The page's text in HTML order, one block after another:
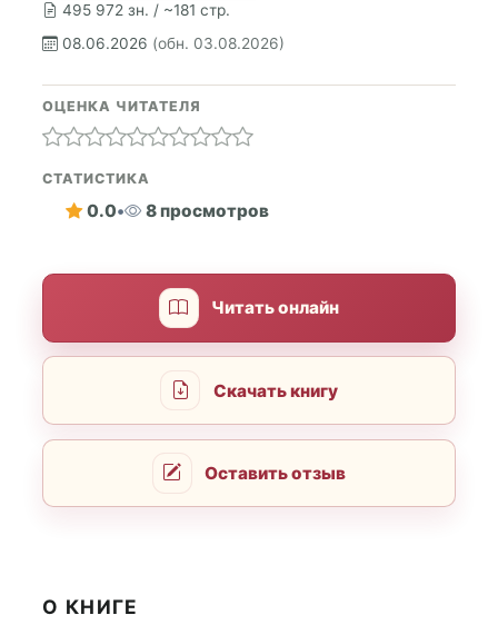
495 972 зн. / ~181 стр.
08.06.2026 (обн. 03.08.2026)
ОЦЕНКА ЧИТАТЕЛЯ
СТАТИСТИКА
0.0• 8 просмотров
Читать онлайн
Скачать книгу
Оставить отзыв
О КНИГЕ